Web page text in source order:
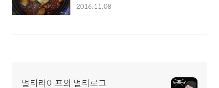
2016.11.08
멀티라이프의 멀티로그